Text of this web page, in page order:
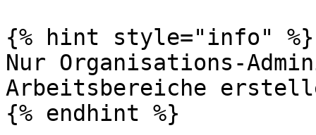
{% hint style="info" %}
Nur Organisations-
Arbeitsbereiche
{% endhint %}